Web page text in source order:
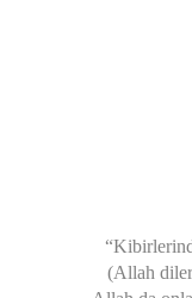
(Allah